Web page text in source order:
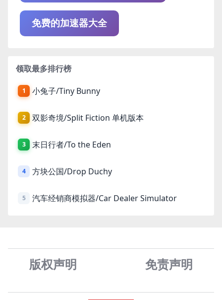
免费的加速器大全
领取最多排行榜
1 小兔子/Tiny Bunny
2 双影奇境/Split Fiction 单机版本
3 末日行者/To the Eden
4 方块公国/Drop Duchy
5 汽车经销商模拟器/Car Dealer Simulator
版权声明 免责声明